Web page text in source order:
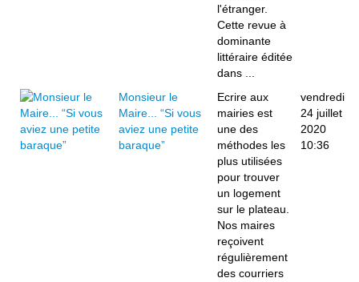
l'étranger.
Cette revue à
dominante
littéraire éditée
dans ...
Monsieur le
Maire... “Si vous
aviez une petite
baraque”
Ecrire aux
mairies est
une des
méthodes les
plus utilisées
pour trouver
un logement
sur le plateau.
Nos maires
reçoivent
régulièrement
des courriers
vendredi
24 juillet
2020
10:36